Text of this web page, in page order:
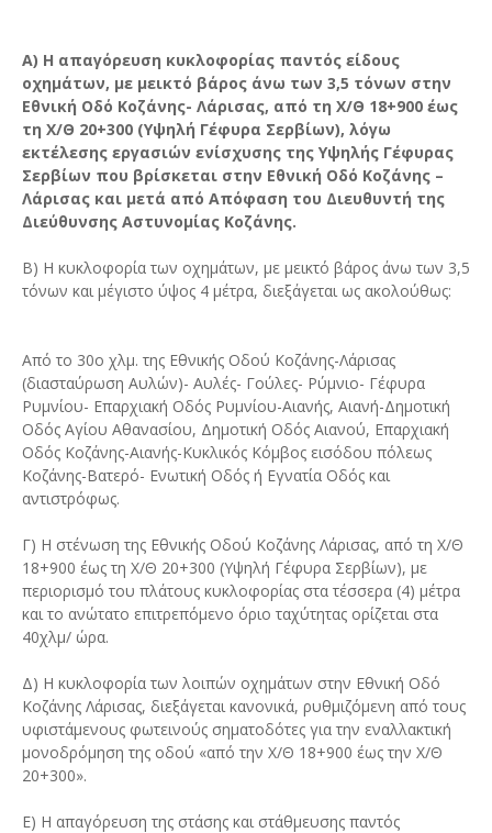
Α) Η απαγόρευση κυκλοφορίας παντός είδους
οχημάτων, με μεικτό βάρος άνω των 3,5 τόνων στην
Εθνική Οδό Κοζάνης- Λάρισας, από τη Χ/Θ 18+900 έως
τη Χ/Θ 20+300 (Υψηλή Γέφυρα Σερβίων), λόγω
εκτέλεσης εργασιών ενίσχυσης της Υψηλής Γέφυρας
Σερβίων που βρίσκεται στην Εθνική Οδό Κοζάνης –
Λάρισας και μετά από Απόφαση του Διευθυντή της
Διεύθυνσης Αστυνομίας Κοζάνης.
Β) Η κυκλοφορία των οχημάτων, με μεικτό βάρος άνω των 3,5
τόνων και μέγιστο ύψος 4 μέτρα, διεξάγεται ως ακολούθως:
Από το 30ο χλμ. της Εθνικής Οδού Κοζάνης-Λάρισας
(διασταύρωση Αυλών)- Αυλές- Γούλες- Ρύμνιο- Γέφυρα
Ρυμνίου- Επαρχιακή Οδός Ρυμνίου-Αιανής, Αιανή-Δημοτική
Οδός Αγίου Αθανασίου, Δημοτική Οδός Αιανού, Επαρχιακή
Οδός Κοζάνης-Αιανής-Κυκλικός Κόμβος εισόδου πόλεως
Κοζάνης-Βατερό- Ενωτική Οδός ή Εγνατία Οδός και
αντιστρόφως.
Γ) Η στένωση της Εθνικής Οδού Κοζάνης Λάρισας, από τη Χ/Θ
18+900 έως τη Χ/Θ 20+300 (Υψηλή Γέφυρα Σερβίων), με
περιορισμό του πλάτους κυκλοφορίας στα τέσσερα (4) μέτρα
και το ανώτατο επιτρεπόμενο όριο ταχύτητας ορίζεται στα
40χλμ/ ώρα.
Δ) Η κυκλοφορία των λοιπών οχημάτων στην Εθνική Οδό
Κοζάνης Λάρισας, διεξάγεται κανονικά, ρυθμιζόμενη από τους
υφιστάμενους φωτεινούς σηματοδότες για την εναλλακτική
μονοδρόμηση της οδού «από την Χ/Θ 18+900 έως την Χ/Θ
20+300».
Ε) Η απαγόρευση της στάσης και στάθμευσης παντός